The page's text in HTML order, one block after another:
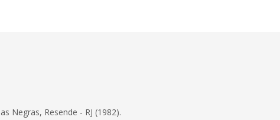
Negras, Resende - RJ (1982).